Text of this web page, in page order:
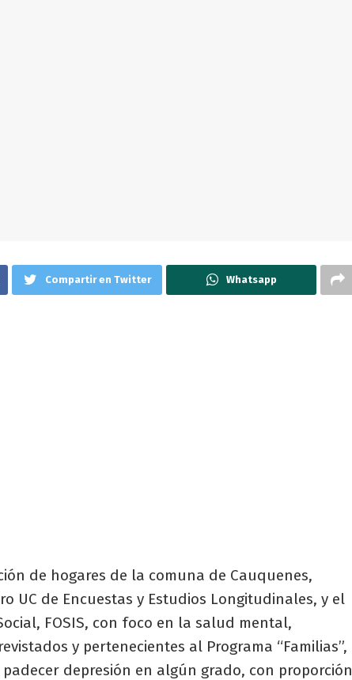
Compartir en Twitter Whatsapp
de hogares de la comuna de Cauquenes,
UC de Encuestas y Estudios Longitudinales, y el
FOSIS, con foco en la salud mental,
y pertenecientes al Programa “Familias”,
depresión en algún grado, con proporción